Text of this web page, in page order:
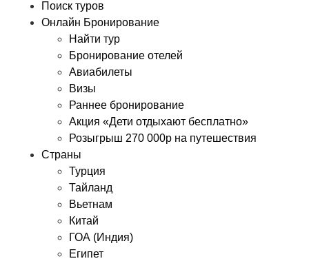
Поиск туров
Онлайн Бронирование
Найти тур
Бронирование отелей
Авиабилеты
Визы
Раннее бронирование
Акция «Дети отдыхают бесплатно»
Розыгрыш 270 000р на путешествия
Страны
Турция
Тайланд
Вьетнам
Китай
ГОА (Индия)
Египет